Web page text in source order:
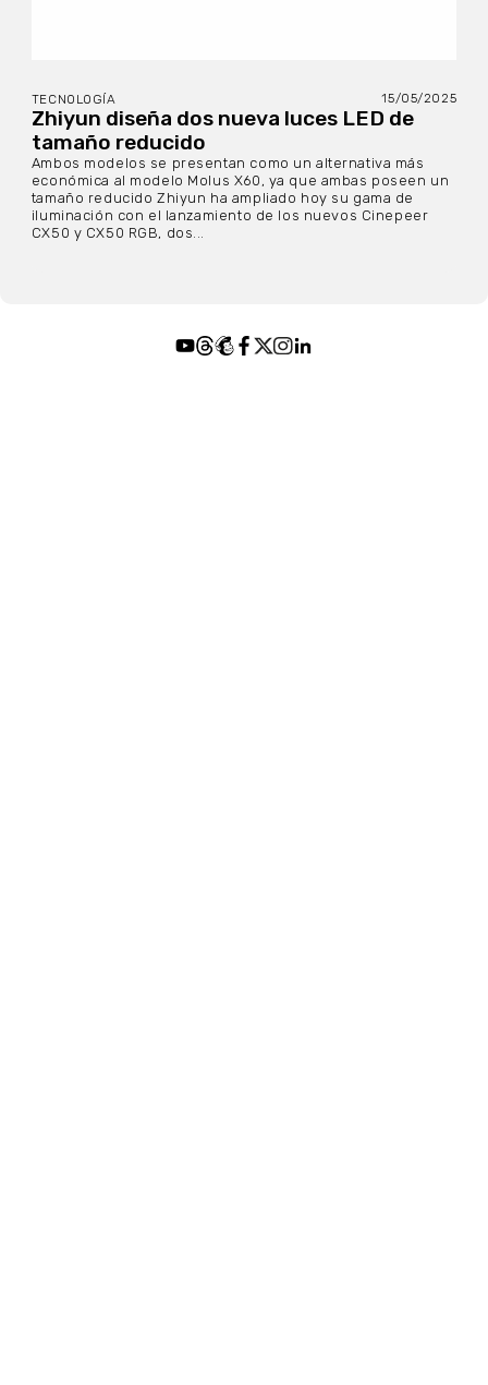
TECNOLOGÍA 15/05/2025
Zhiyun diseña dos nueva luces LED de
tamaño reducido
Ambos modelos se presentan como un alternativa más
económica al modelo Molus X60, ya que ambas poseen un
tamaño reducido Zhiyun ha ampliado hoy su gama de
iluminación con el lanzamiento de los nuevos Cinepeer
CX50 y CX50 RGB, dos...